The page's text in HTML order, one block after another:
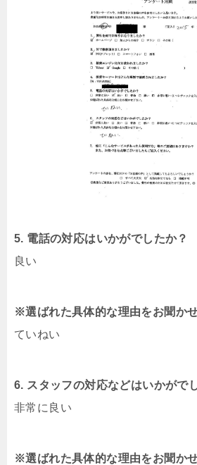
5. 電話の対応はいかがでしたか？
良い
※選ばれた具体的な理由をお聞かせ
ていねい
6. スタッフの対応などはいかがで
非常に良い
※選ばれた具体的な理由をお聞かせ